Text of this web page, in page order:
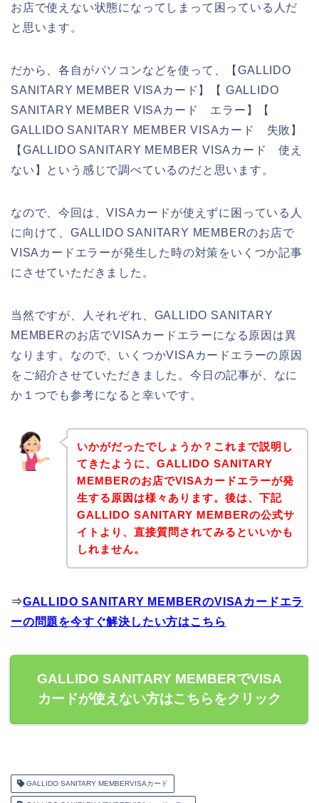
お店で使えない状態になってしまって困っている人だ
と思います。
だから、各自がパソコンなどを使って、【GALLIDO
SANITARY MEMBER VISAカード】【 GALLIDO
SANITARY MEMBER VISAカード エラー】【
GALLIDO SANITARY MEMBER VISAカード 失敗】
【GALLIDO SANITARY MEMBER VISAカード 使え
ない】という感じで調べているのだと思います。
なので、今回は、VISAカードが使えずに困っている人
に向けて、GALLIDO SANITARY MEMBERのお店で
VISAカードエラーが発生した時の対策をいくつか記事
にさせていただきました。
当然ですが、人それぞれ、GALLIDO SANITARY
MEMBERのお店でVISAカードエラーになる原因は異
なります。なので、いくつかVISAカードエラーの原因
をご紹介させていただきました。今日の記事が、なに
か１つでも参考になると幸いです。
いかがだったでしょうか？これまで説明し
てきたように、GALLIDO SANITARY
MEMBERのお店でVISAカードエラーが発
生する原因は様々あります。後は、下記
GALLIDO SANITARY MEMBERの公式サ
イトより、直接質問されてみるといいかも
しれません。
⇒GALLIDO SANITARY MEMBERのVISAカードエラ
ーの問題を今すぐ解決したい方はこちら
GALLIDO SANITARY MEMBERでVISA
カードが使えない方はこちらをクリック
GALLIDO SANITARY MEMBERVISAカード